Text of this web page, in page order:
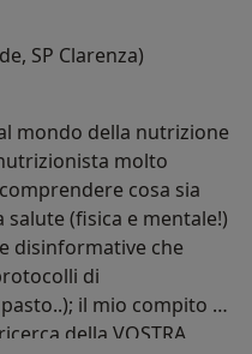
SP Clarenza)
mondo della nutrizione
molto
cosa sia
(fisica e mentale!)
disinformative che
di
il mio compito è
della VOSTRA